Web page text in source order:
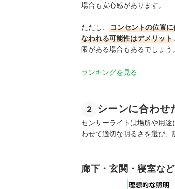
場合も安心感があります。
ただし、
コンセントの位置
なわれる可能性はデメリット
限がある場合もあるでしょう。
ランキングを見る
2 シーンに合わせ
センサーライトは場所や用
わせて適切な明るさを選び、
廊下・玄関・寝室な